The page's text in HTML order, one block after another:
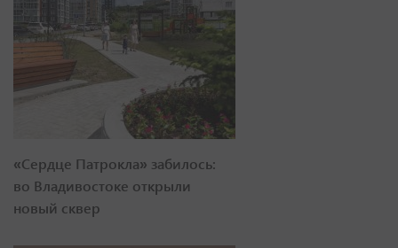
«Сердце Патрокла» забилось:
во Владивостоке открыли
новый сквер